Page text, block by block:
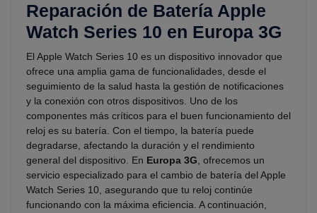
Reparación de Batería Apple
Watch Series 10 en Europa 3G
El Apple Watch Series 10 es un dispositivo innovador que
ofrece una amplia gama de funcionalidades, desde el
seguimiento de la salud hasta la gestión de notificaciones
y la conexión con otros dispositivos. Uno de los
componentes más críticos para el buen funcionamiento del
reloj es su batería. Con el tiempo, la batería puede
degradarse, afectando la duración y el rendimiento
general del dispositivo. En Europa 3G, ofrecemos un
servicio especializado para el cambio de batería del Apple
Watch Series 10, asegurando que tu reloj continúe
funcionando con la máxima eficiencia. A continuación,